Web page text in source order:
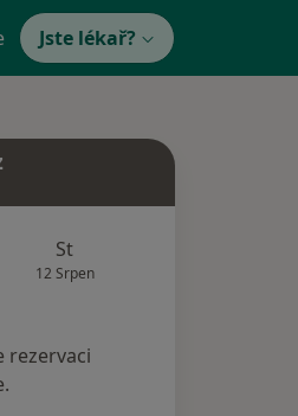
Jste lékař?
St
12 Srpen
rezervaci